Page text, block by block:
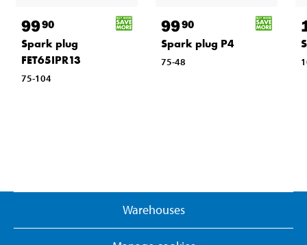
9990
Spark plug
FET65IPR13
75-104
9990
Spark plug P4
75-48
Warehouses